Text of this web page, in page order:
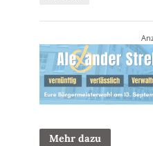
Mehr dazu